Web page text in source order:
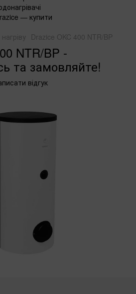
Drazice OKC 400 NTR/BP
NTR/BP -
та замовляйте!
відгук